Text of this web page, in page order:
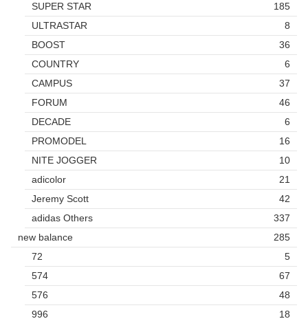
SUPER STAR
185
ULTRASTAR
8
BOOST
36
COUNTRY
6
CAMPUS
37
FORUM
46
DECADE
6
PROMODEL
16
NITE JOGGER
10
adicolor
21
Jeremy Scott
42
adidas Others
337
new balance
285
72
5
574
67
576
48
996
18